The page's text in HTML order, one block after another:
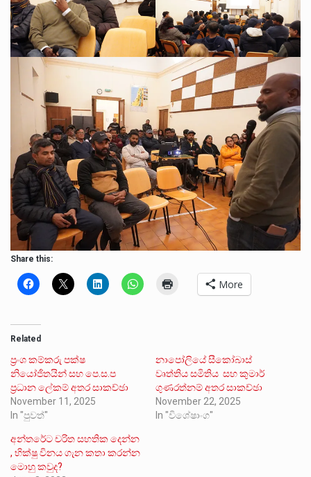
Share this:
More
Related
ප්‍රංශ කම්කරු පක්ෂ
නියෝජිතයින් සහ පෙ.ස.ප
ප්‍රධාන ලේකම් අතර සාකච්ඡා
November 11, 2025
In "පුවත්"
නාපෝලියේ සීකෝබාස්
වෘත්තිය සමිතිය සහ කුමාර්
ගුණරත්නම් අතර සාකච්ඡා
November 22, 2025
In "විශේෂාංග"
අන්තරේට චරිත සහතික දෙන්න
, භික්ෂු විනය ගැන කතා කරන්න
මොහු කවුද?